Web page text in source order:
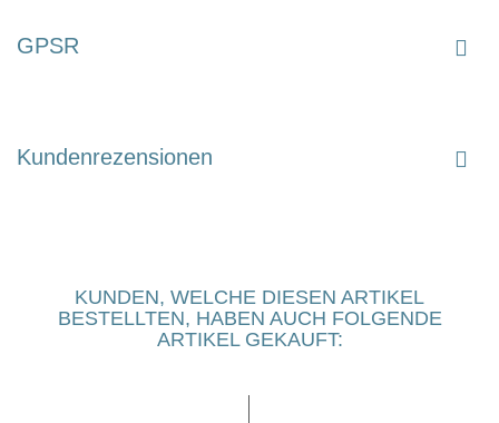
GPSR
Kundenrezensionen
KUNDEN, WELCHE DIESEN ARTIKEL
BESTELLTEN, HABEN AUCH FOLGENDE
ARTIKEL GEKAUFT: